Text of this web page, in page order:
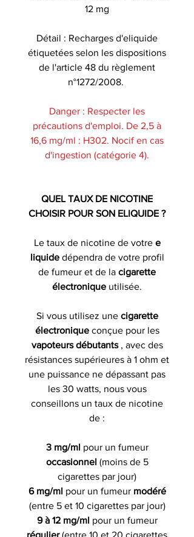
12 mg
Détail : Recharges d'eliquide
étiquetées selon les dispositions
de l'article 48 du règlement
n°1272/2008.
Danger : Respecter les
précautions d'emploi. De 2,5 à
16,6 mg/ml : H302. Nocif en cas
d'ingestion (catégorie 4).
QUEL TAUX DE NICOTINE
CHOISIR POUR SON ELIQUIDE ?
Le taux de nicotine de votree
liquide dépendra de votre profil
de fumeur et de la cigarette
électronique utilisée.
Si vous utilisez une cigarette
électroniqueconçue pour les
vapoteurs débutants , avec des
résistances supérieures à 1 ohm et
une puissance ne dépassant pas
les 30 watts, nous vous
conseillons un taux de nicotine
de :
3 mg/ml pour un fumeur
occasionnel (moins de 5
cigarettes par jour)
6 mg/ml pour un fumeur modéré
(entre 5 et 10 cigarettes par jour)
9 à 12 mg/ml pour un fumeur
régulier(entre 10 et 20 cigarettes